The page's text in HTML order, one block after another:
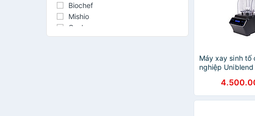
Biochef
Mishio
Osako
Raiden
Máy xay sinh tố
nghiệp